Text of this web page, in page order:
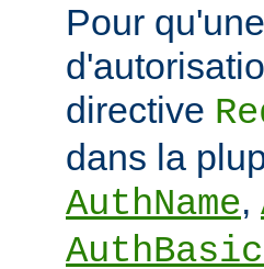
Pour
directive
dans la
AuthName,